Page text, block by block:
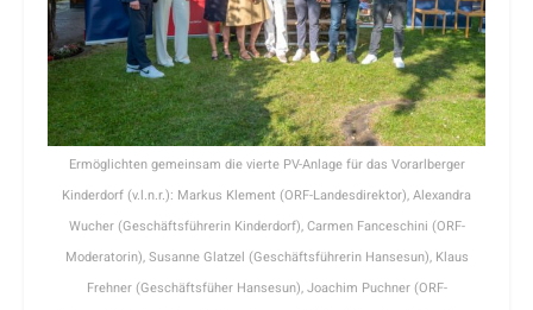
Ermöglichten gemeinsam die vierte PV-Anlage für das Vorarlberger
Kinderdorf (v.l.n.r.): Markus Klement (ORF-Landesdirektor), Alexandra
Wucher (Geschäftsführerin Kinderdorf), Carmen Fanceschini (ORF-
Moderatorin), Susanne Glatzel (Geschäftsführerin Hansesun), Klaus
Frehner (Geschäftsfüher Hansesun), Joachim Puchner (ORF-